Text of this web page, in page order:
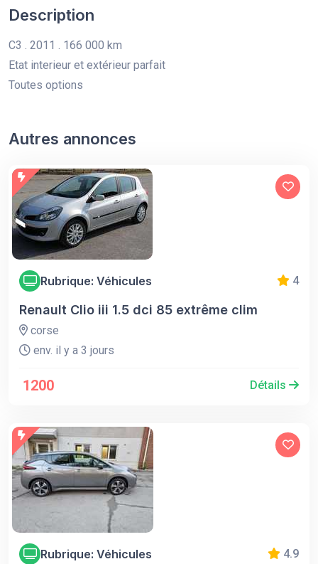
Description
C3 . 2011 . 166 000 km
Etat interieur et extérieur parfait
Toutes options
Autres annonces
Rubrique: Véhicules 4
Renault Clio iii 1.5 dci 85 extrême clim
corse
env. il y a 3 jours
1200 Détails
Rubrique: Véhicules 4.9